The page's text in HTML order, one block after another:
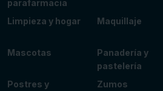
parafarmacia
Limpieza y hogar
Maquillaje
Mascotas
Panadería y
pastelería
Postres y
Zumos